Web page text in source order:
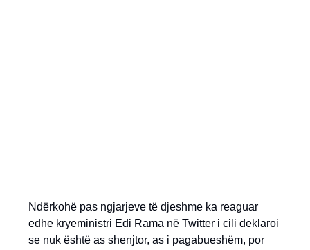
Ndërkohë pas ngjarjeve të djeshme ka reaguar
edhe kryeministri Edi Rama në Twitter i cili deklaroi
se nuk është as shenjtor, as i pagabueshëm, por